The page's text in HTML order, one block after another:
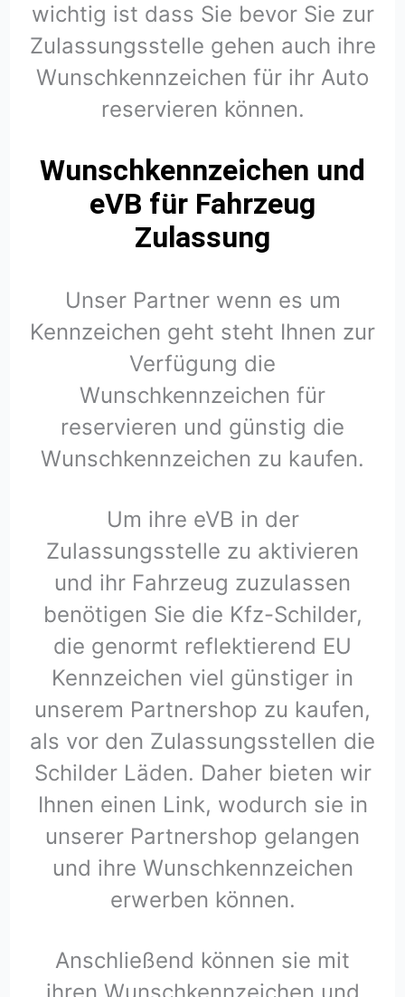
wichtig ist dass Sie bevor Sie zur
Zulassungsstelle gehen auch ihre
Wunschkennzeichen für ihr Auto
reservieren können.
Wunschkennzeichen und
eVB für Fahrzeug
Zulassung
Unser Partner wenn es um
Kennzeichen geht steht Ihnen zur
Verfügung die
Wunschkennzeichen für
reservieren und günstig die
Wunschkennzeichen zu kaufen.
Um ihre eVB in der
Zulassungsstelle zu aktivieren
und ihr Fahrzeug zuzulassen
benötigen Sie die Kfz-Schilder,
die genormt reflektierend EU
Kennzeichen viel günstiger in
unserem Partnershop zu kaufen,
als vor den Zulassungsstellen die
Schilder Läden. Daher bieten wir
Ihnen einen Link, wodurch sie in
unserer Partnershop gelangen
und ihre Wunschkennzeichen
erwerben können.
Anschließend können sie mit